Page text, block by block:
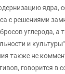
ядра,
с решениями
углерода, а
и
также не
говорится в